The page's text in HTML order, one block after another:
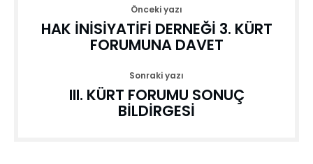
Önceki yazı
HAK İNİSİYATİFİ DERNEĞİ 3. KÜRT
FORUMUNA DAVET
Sonraki yazı
III. KÜRT FORUMU SONUÇ
BİLDİRGESİ